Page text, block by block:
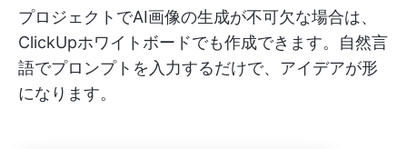
プロジェクトでAI画像の生成が不可欠な場合は、
ClickUpホワイトボードでも作成できます。自然言
語でプロンプトを入力するだけで、アイデアが形
になります。